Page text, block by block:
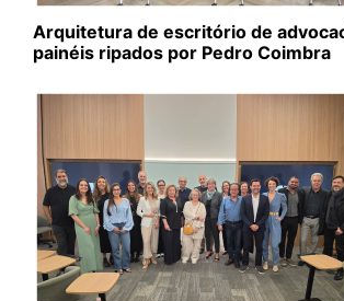
Arquitetura de escritório de
painéis ripados por Pedro Coimbra